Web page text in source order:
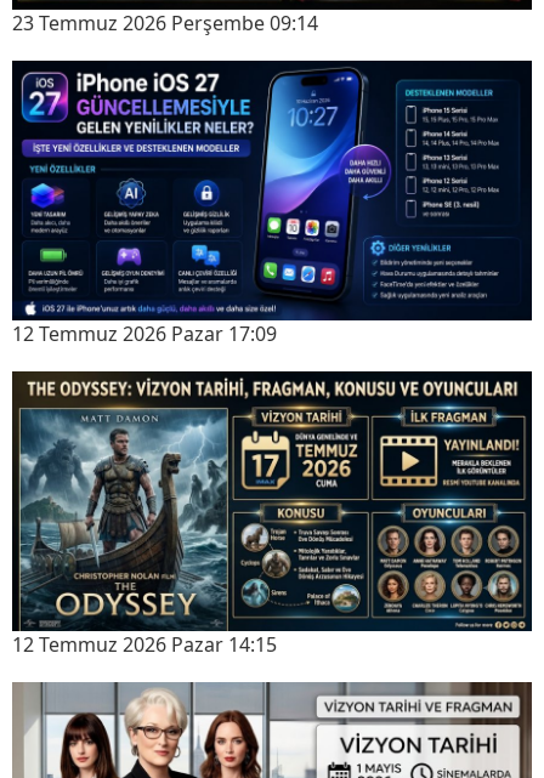
23 Temmuz 2026 Perşembe 09:14
12 Temmuz 2026 Pazar 17:09
12 Temmuz 2026 Pazar 14:15